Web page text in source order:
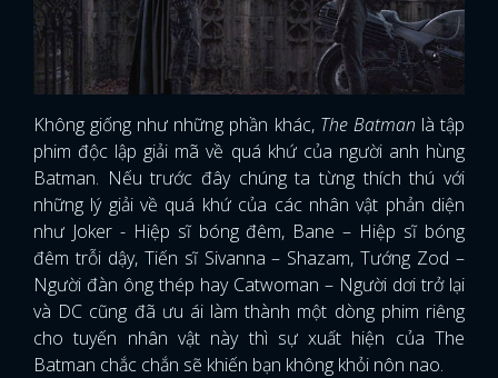
FACEBOOK GOOGLE
Không giống như những phần khác, The Batman là tập
phim độc lập giải mã về quá khứ của người anh hùng
Batman. Nếu trước đây chúng ta từng thích thú với
những lý giải về quá khứ của các nhân vật phản diện
như Joker - Hiệp sĩ bóng đêm, Bane – Hiệp sĩ bóng
đêm trỗi dậy, Tiến sĩ Sivanna – Shazam, Tướng Zod –
Người đàn ông thép hay Catwoman – Người dơi trở lại
và DC cũng đã ưu ái làm thành một dòng phim riêng
cho tuyến nhân vật này thì sự xuất hiện của The
Batman chắc chắn sẽ khiến bạn không khỏi nôn nao.